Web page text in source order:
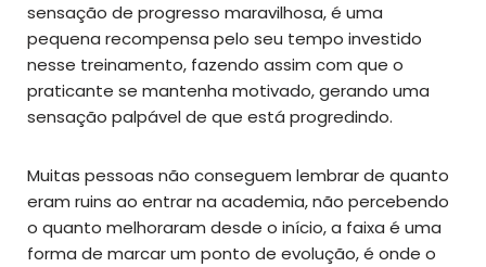
sensação de progresso maravilhosa, é uma
pequena recompensa pelo seu tempo investido
nesse treinamento, fazendo assim com que o
praticante se mantenha motivado, gerando uma
sensação palpável de que está progredindo.
Muitas pessoas não conseguem lembrar de quanto
eram ruins ao entrar na academia, não percebendo
o quanto melhoraram desde o início, a faixa é uma
forma de marcar um ponto de evolução, é onde o